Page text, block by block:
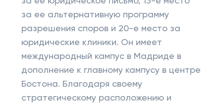
за ее альтернативную программу
разрешения споров и 20-е место за
юридические клиники. Он имеет
международный кампус в Мадриде в
дополнение к главному кампусу в центре
Бостона. Благодаря своему
стратегическому расположению и